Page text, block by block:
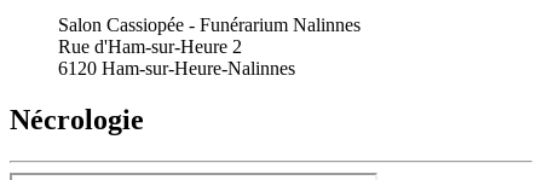
Salon Cassiopée - Funérarium Nalinnes
Rue d'Ham-sur-Heure 2
6120 Ham-sur-Heure-Nalinnes
Nécrologie